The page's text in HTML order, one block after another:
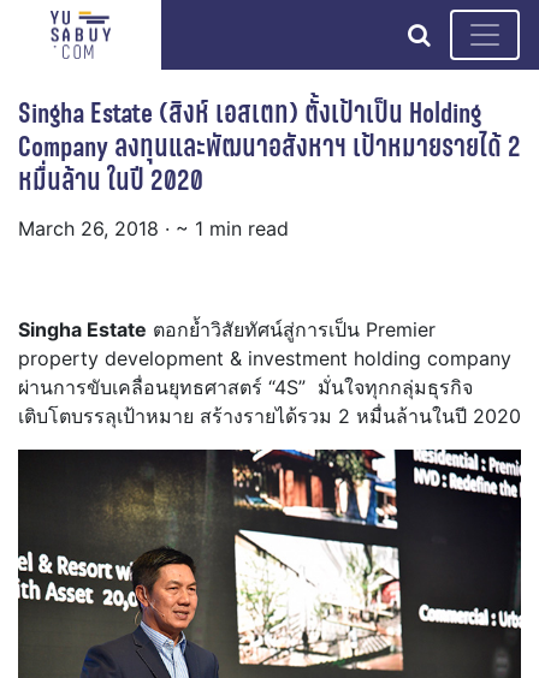
search
Singha Estate (สิงห์ เอสเตท) ตั้งเป้าเป็น Holding
Company ลงทุนและพัฒนาอสังหาฯ เป้าหมายรายได้ 2
หมื่นล้าน ในปี 2020
March 26, 2018 · ~ 1 min read
Singha Estate ตอกย้ำวิสัยทัศน์สู่การเป็น Premier
property development & investment holding company
ผ่านการขับเคลื่อนยุทธศาสตร์ “4S” มั่นใจทุกกลุ่มธุรกิจ
เติบโตบรรลุเป้าหมาย สร้างรายได้รวม 2 หมื่นล้านในปี 2020